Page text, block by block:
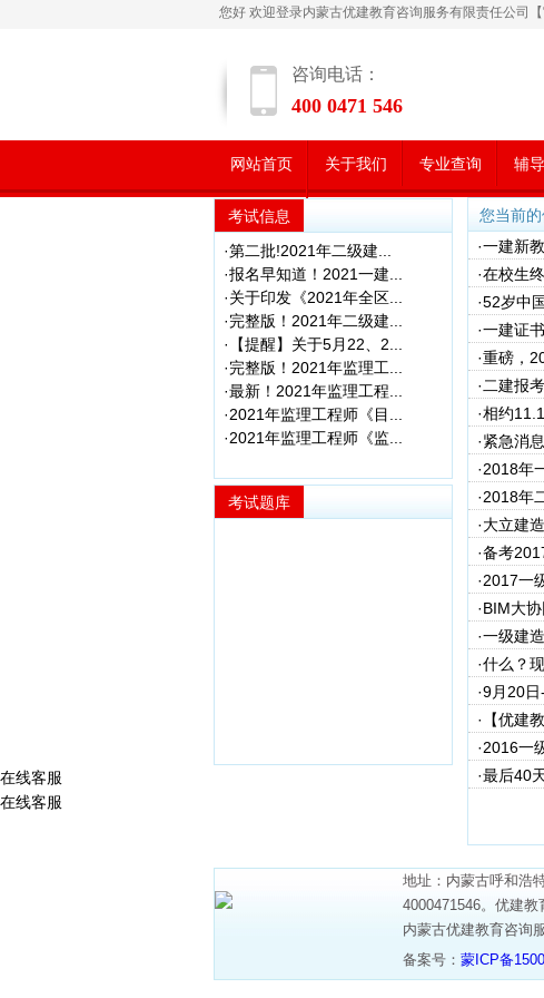
您好 欢迎登录内蒙古优建教育咨询服务有限责任公司【
咨询电话：
400 0471 546
网站首页 关于我们 专业查询 辅
学员风采
考试信息
·第二批!2021年二级建...
·报名早知道！2021一建...
·关于印发《2021年全区...
·完整版！2021年二级建...
·【提醒】关于5月22、2...
·完整版！2021年监理工...
·最新！2021年监理工程...
·2021年监理工程师《目...
·2021年监理工程师《监...
考试题库
您当前
·一建新
·在校生
·52岁中
·一建证
·重磅，
·二建报
·相约
·紧急消
·2018年
·2018年
·大立建
·备考
·2017一
·BIM大
·一级建
·什么？
·9月20
·【优建
·2016一
·最后40
地址：内蒙古呼和浩
4000471546。优建教
内蒙古优建教育咨询
备案号： 蒙ICP备
在线客服
在线客服